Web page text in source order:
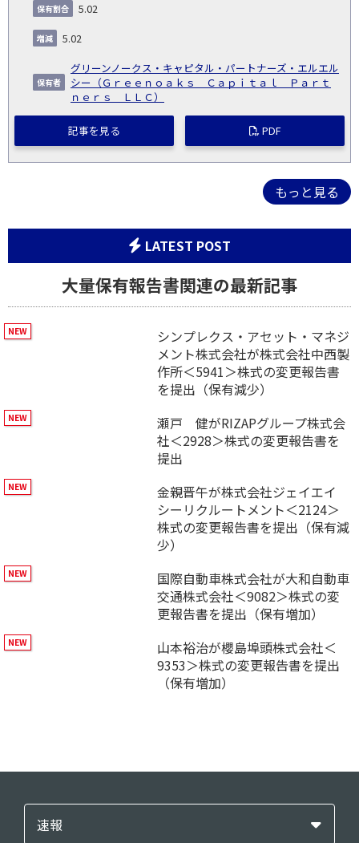
5.02
5.02
グリーンノークス・キャピタル・パートナーズ・エルエル
シー（Ｇｒｅｅｎｏａｋｓ Ｃａｐｉｔａｌ Ｐａｒｔ
ｎｅｒｓ ＬＬＣ）
記事を見る PDF
もっと見る
LATEST POST
大量保有報告書関連の最新記事
シンプレクス・アセット・マネジ
メント株式会社が株式会社中西製
作所＜5941＞株式の変更報告書
を提出（保有減少）
瀬戸 健がRIZAPグループ株式会
社＜2928＞株式の変更報告書を
提出
金親晋午が株式会社ジェイエイ
シーリクルートメント＜2124＞
株式の変更報告書を提出（保有減
少）
国際自動車株式会社が大和自動車
交通株式会社＜9082＞株式の変
更報告書を提出（保有増加）
山本裕治が櫻島埠頭株式会社＜
9353＞株式の変更報告書を提出
（保有増加）
速報